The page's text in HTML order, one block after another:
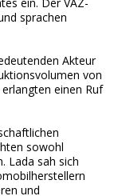
sprachen
Akteur
von
einen Ruf
sowohl
Lada sah sich
und